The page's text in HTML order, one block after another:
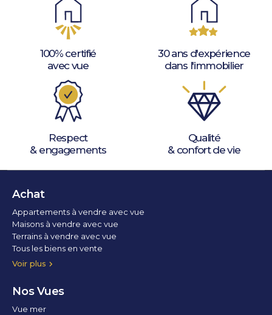
100% certifié
avec vue
30 ans d'expérience
dans l'immobilier
Respect
& engagements
Qualité
& confort de vie
Achat
Voir plus
Appartements à vendre avec vue
Maisons à vendre avec vue
Terrains à vendre avec vue
Tous les biens en vente
Nos Vues
Vue mer